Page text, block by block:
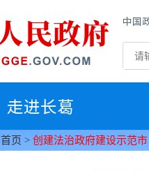
中国
走进长葛
首页 > 创建法治政府建设示范市